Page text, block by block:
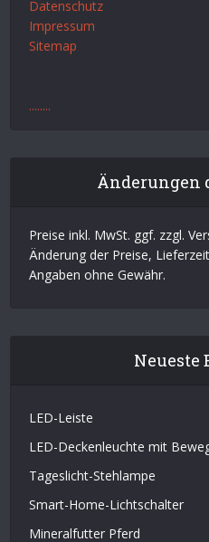
Datenschutz
Impressum
Sitemap
........
Änderungen
Preise inkl. MwSt. ggf. zzgl.
Änderung der Preise,
Angaben ohne Gewähr.
Neueste
LED-Leiste
LED-Deckenleuchte mit
Tageslicht-Stehlampe
Smart-Home-Lichtschalter
Mineralfutter Pferd